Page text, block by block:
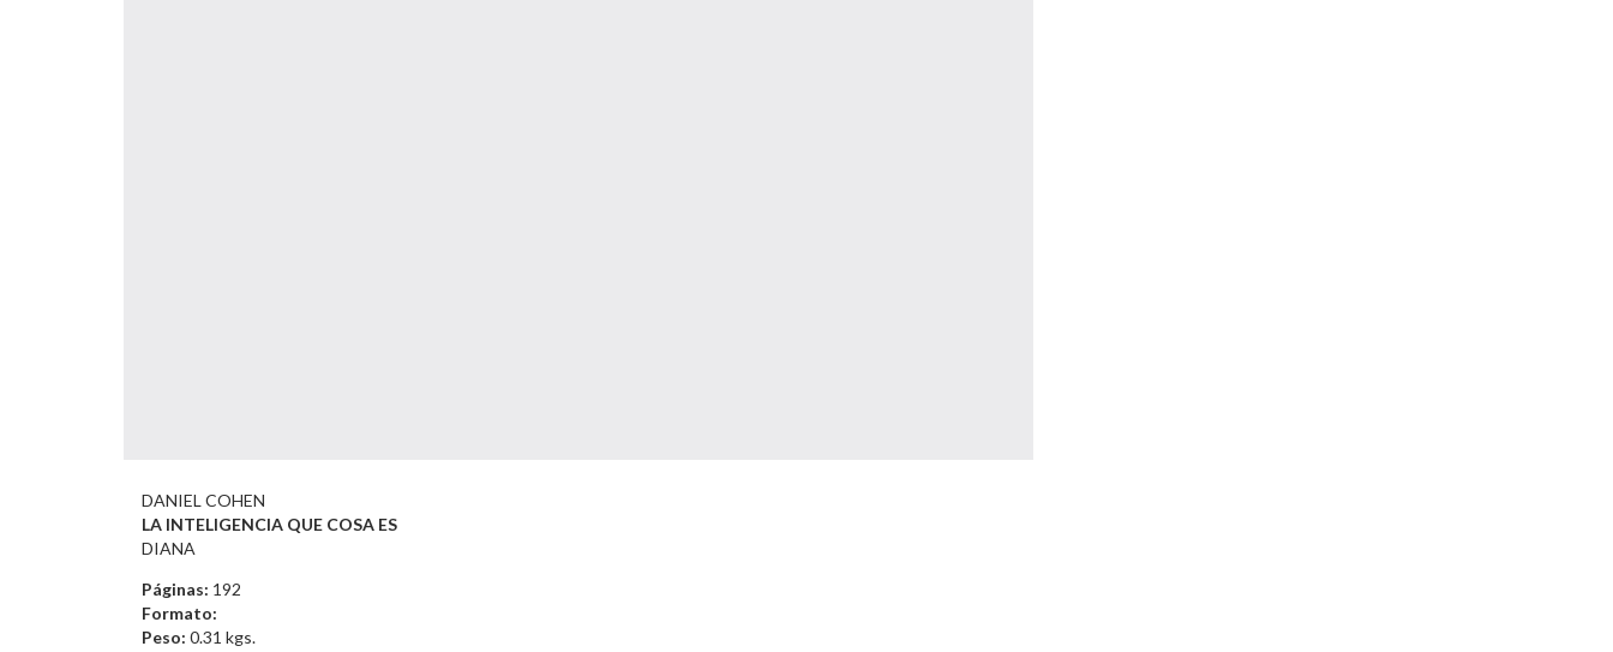
DANIEL COHEN
LA INTELIGENCIA QUE COSA ES
DIANA
Páginas: 192
Formato:
Peso: 0.31 kgs.